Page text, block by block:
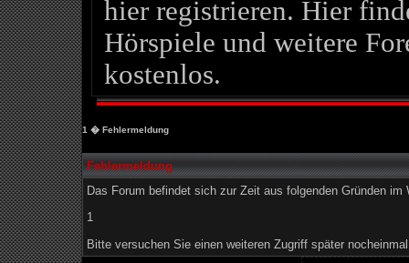
hier registrieren. Hier
Hörspiele und weitere
kostenlos.
1 � Fehlermeldung
Fehlermeldung
Das Forum befindet sich zur Zeit aus folgenden Gründen im
1
Bitte versuchen Sie einen weiteren Zugriff später